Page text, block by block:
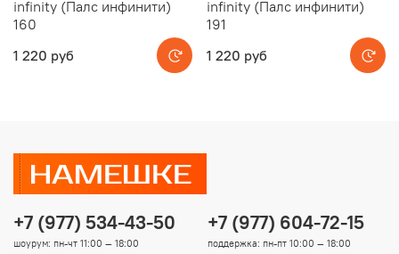
infinity (Палс инфинити)
160
1 220 руб
infinity (Палс инфинити)
191
1 220 руб
+7 (977) 534-43-50
шоурум: пн-чт 11:00 — 18:00
+7 (977) 604-72-15
поддержка: пн-пт 10:00 — 18:00